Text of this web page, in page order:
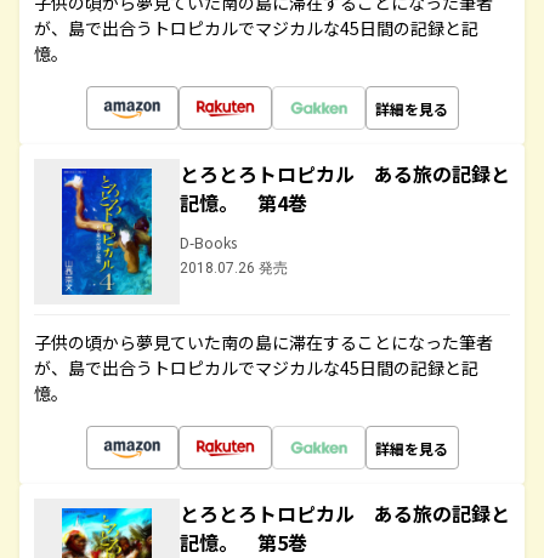
が、島で出合うトロピカルでマジカルな45日間の記録と記
憶。
詳細を見る
とろとろトロピカル ある旅の記録と
記憶。 第4巻
D-Books
2018.07.26 発売
子供の頃から夢見ていた南の島に滞在することになった筆者
が、島で出合うトロピカルでマジカルな45日間の記録と記
憶。
詳細を見る
とろとろトロピカル ある旅の記録と
記憶。 第5巻